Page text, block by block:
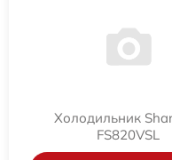
Холодильник
FS820VSL